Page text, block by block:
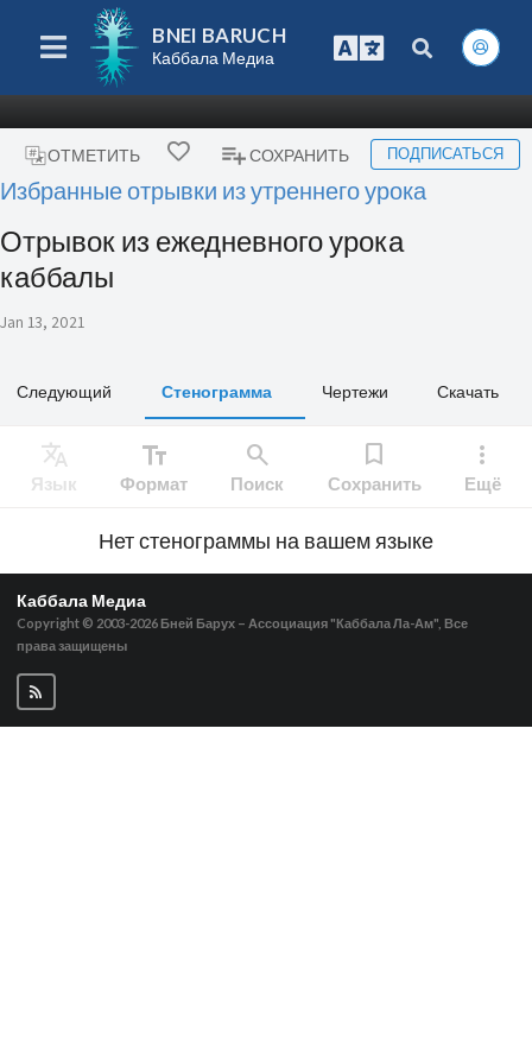
BNEI BARUCH
Каббала Медиа
ОТМЕТИТЬ СОХРАНИТЬ ПОДПИСАТЬСЯ
Избранные отрывки из утреннего урока
Отрывок из ежедневного урока
каббалы
Jan 13, 2021
Следующий Стенограмма Чертежи Скачать
Translate
Язык
text_fields
Формат
search
Поиск
bookmark
Сохранить
more_vert
Ещё
Нет стенограммы на вашем языке
Каббала Медиа
Copyright © 2003-2026 Бней Барух – Ассоциация "Каббала Ла-Ам", Все
права защищены